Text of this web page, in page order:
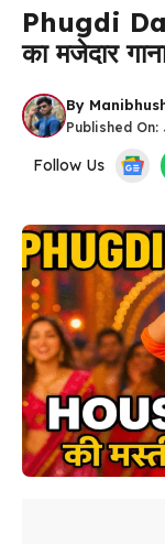
Phugdi
का मजेदार
By
Published On:
Follow Us